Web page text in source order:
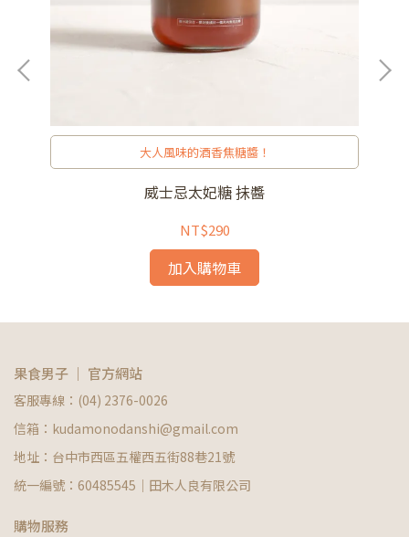
大人風味的酒香焦糖醬！
威士忌太妃糖 抺醬
NT$290
加入購物車
果食男子 ｜ 官方網站
客服專線：(04) 2376-0026
信箱：kudamonodanshi@gmail.com
地址：台中市西區五權西五街88巷21號
統一編號：60485545｜田木人良有限公司
購物服務